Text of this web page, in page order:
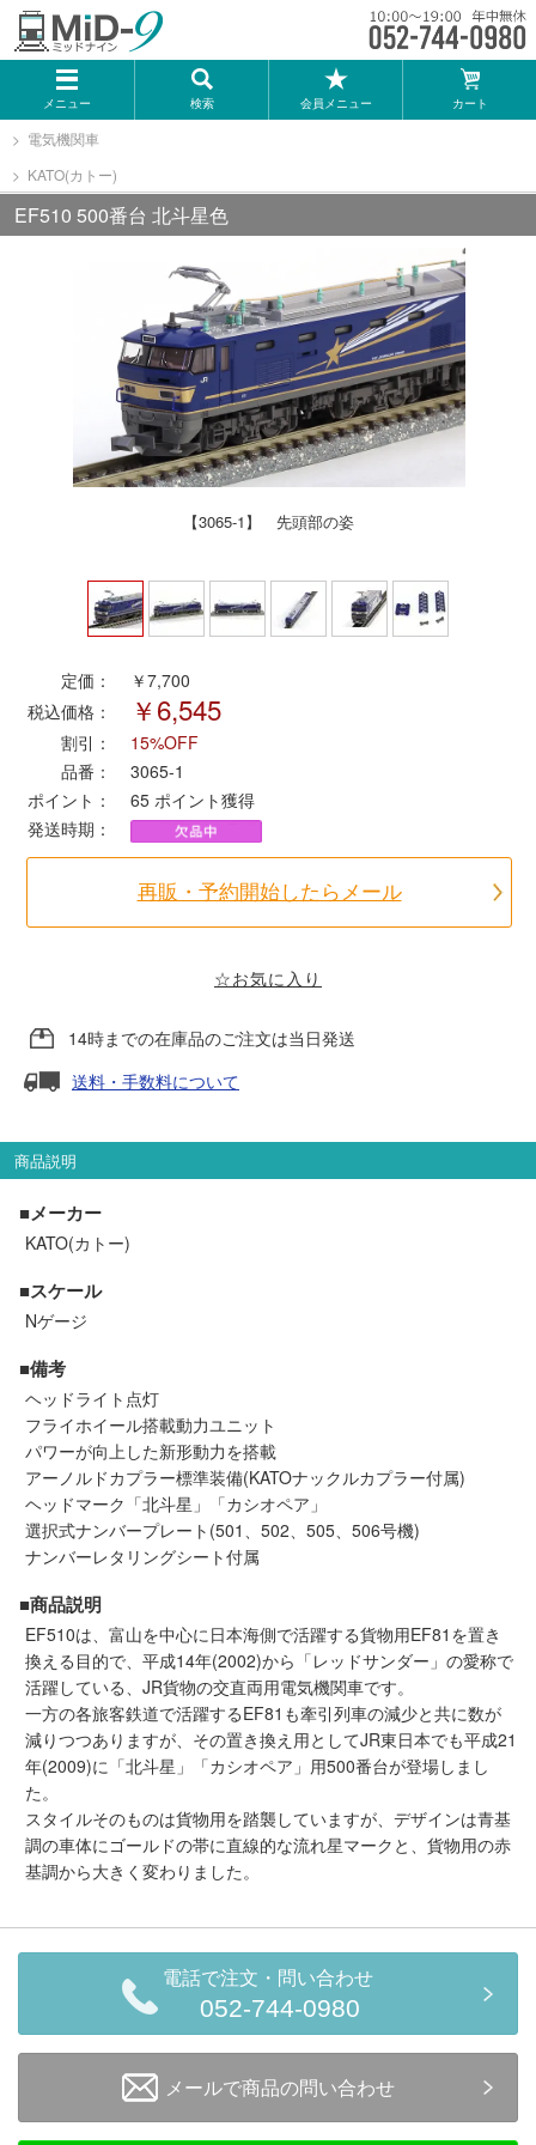
メニュー 検索 会員メニュー カート
メーカー一覧
TOMIX
KATO
トミーテック
マイクロエース
Bトレインショーティー
タカラトミー（プラレール）
ポポンデッタ
さんけい
トラムウェイ
天賞堂
TTC
セール商品
走行エリア別 鉄道模型車両リスト
中部
中国・四国
お役立ち情報
鉄道模型の情報
メルマガ登録
Infomation
ご注文方法
ヘルプページ
ログイン/マイページ
お気に入りリスト
新規会員登録
電気機関車
KATO(カトー)
EF510 500番台 北斗星色
【3065-1】 先頭部の姿
定価：
￥7,700
税込価格：
￥6,545
割引：
15%OFF
品番：
3065-1
ポイント：
65 ポイント獲得
発送時期：
再販・予約開始したらメール
☆お気に入り
14時までの在庫品のご注文は当日発送
送料・手数料について
商品説明
■メーカー
KATO(カトー)
■スケール
Nゲージ
■備考
ヘッドライト点灯
フライホイール搭載動力ユニット
パワーが向上した新形動力を搭載
アーノルドカプラー標準装備(KATOナックルカプラー付属)
ヘッドマーク「北斗星」「カシオペア」
選択式ナンバープレート(501、502、505、506号機)
ナンバーレタリングシート付属
■商品説明
EF510は、富山を中心に日本海側で活躍する貨物用EF81を置き
換える目的で、平成14年(2002)から「レッドサンダー」の愛称で
活躍している、JR貨物の交直両用電気機関車です。
一方の各旅客鉄道で活躍するEF81も牽引列車の減少と共に数が
減りつつありますが、その置き換え用としてJR東日本でも平成21
年(2009)に「北斗星」「カシオペア」用500番台が登場しまし
た。
スタイルそのものは貨物用を踏襲していますが、デザインは青基
調の車体にゴールドの帯に直線的な流れ星マークと、貨物用の赤
基調から大きく変わりました。
電話で注文・問い合わせ
052-744-0980
メールで商品の問い合わせ